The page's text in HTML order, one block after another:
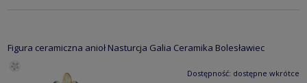
Figura ceramiczna anioł Nasturcja Galia Ceramika Bolesławiec
Dostępność: dostępne wkrótce